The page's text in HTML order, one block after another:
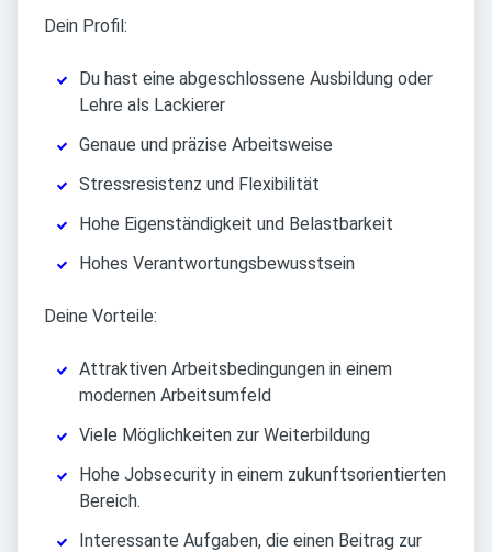
Dein Profil:
Du hast eine abgeschlossene Ausbildung oder
Lehre als Lackierer
Genaue und präzise Arbeitsweise
Stressresistenz und Flexibilität
Hohe Eigenständigkeit und Belastbarkeit
Hohes Verantwortungsbewusstsein
Deine Vorteile:
Attraktiven Arbeitsbedingungen in einem
modernen Arbeitsumfeld
Viele Möglichkeiten zur Weiterbildung
Hohe Jobsecurity in einem zukunftsorientierten
Bereich.
Interessante Aufgaben, die einen Beitrag zur